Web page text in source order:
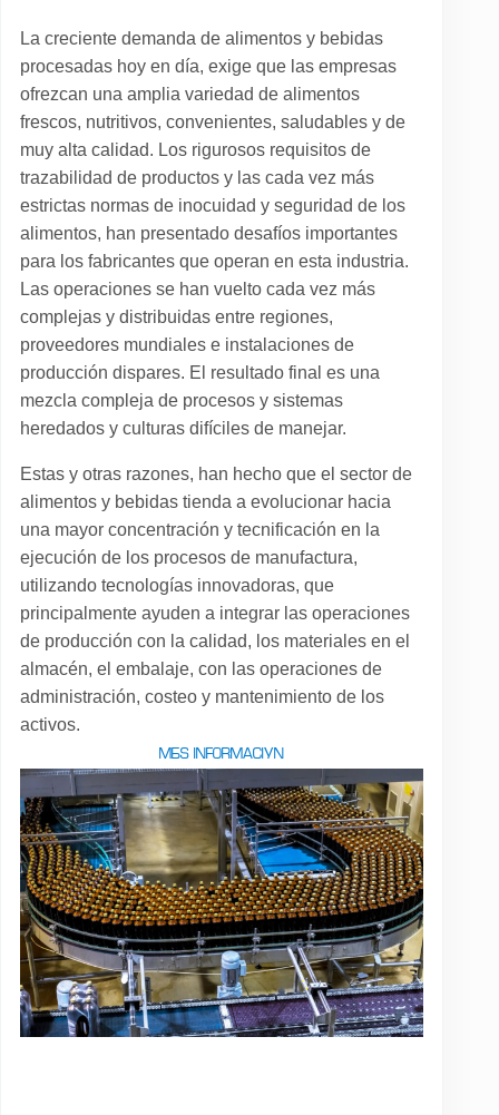
La creciente demanda de alimentos y bebidas
procesadas hoy en día, exige que las empresas
ofrezcan una amplia variedad de alimentos
frescos, nutritivos, convenientes, saludables y de
muy alta calidad. Los rigurosos requisitos de
trazabilidad de productos y las cada vez más
estrictas normas de inocuidad y seguridad de los
alimentos, han presentado desafíos importantes
para los fabricantes que operan en esta industria.
Las operaciones se han vuelto cada vez más
complejas y distribuidas entre regiones,
proveedores mundiales e instalaciones de
producción dispares. El resultado final es una
mezcla compleja de procesos y sistemas
heredados y culturas difíciles de manejar.
Estas y otras razones, han hecho que el sector de
alimentos y bebidas tienda a evolucionar hacia
una mayor concentración y tecnificación en la
ejecución de los procesos de manufactura,
utilizando tecnologías innovadoras, que
principalmente ayuden a integrar las operaciones
de producción con la calidad, los materiales en el
almacén, el embalaje, con las operaciones de
administración, costeo y mantenimiento de los
activos.
MÁS INFORMACIÓN